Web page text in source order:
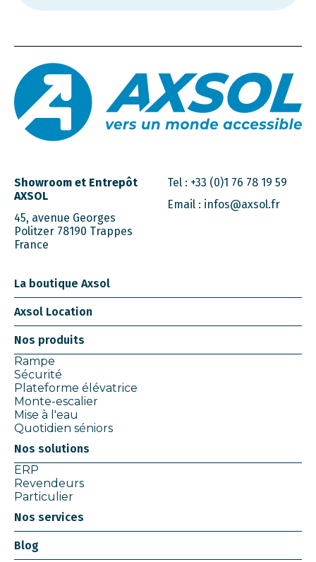
Showroom et Entrepôt
AXSOL
45, avenue Georges
Politzer 78190 Trappes
France
Tel : +33 (0)1 76 78 19 59
Email : infos@axsol.fr
La boutique Axsol
Axsol Location
Nos produits
Rampe
Sécurité
Plateforme élévatrice
Monte-escalier
Mise à l'eau
Quotidien séniors
Nos solutions
ERP
Revendeurs
Particulier
Nos services
Blog